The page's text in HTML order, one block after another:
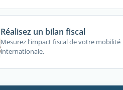
Réalisez un bilan fiscal
Mesurez l'impact fiscal de votre mobilité
internationale.